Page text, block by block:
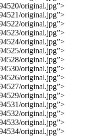
original.jpg”>
original.jpg”>
original.jpg”>
original.jpg”>
original.jpg”>
original.jpg”>
original.jpg”>
original.jpg”>
original.jpg”>
original.jpg”>
original.jpg”>
original.jpg”>
original.jpg”>
original.jpg”>
original.jpg”>